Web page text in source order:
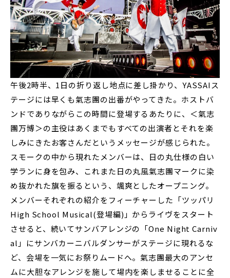
午後2時半、1日の折り返し地点に差し掛かり、YASSAIス
テージには早くも氣志團の出番がやってきた。ホストバ
ンドでありながらこの時間に登場するあたりに、＜氣志
團万博＞の主役はあくまでもすべての出演者とそれを楽
しみにきたお客さんだというメッセージが感じられた。
スモークの中から現れたメンバーは、日の丸仕様の白い
学ランに身を包み、これまた日の丸風氣志團マークに染
め抜かれた旗を振るという、颯爽としたオープニング。
メンバーそれぞれの紹介をフィーチャーした「ツッパリ
High School Musical(登場編)」からライヴをスタート
させると、続いてサンバアレンジの「One Night Carniv
al」にサンバカーニバルダンサーがステージに現れるな
ど、会場を一気にお祭りムードへ。氣志團最大のアンセ
ムに大胆なアレンジを施して場内を楽しませることに全